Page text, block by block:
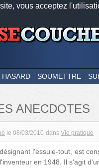
vous acceptez
HASARD SOUMETTRE
ANECDOTES
le 08/03/2010 dans Vie pratique
l'essuie-tout, est
en 1948. Il s'agit